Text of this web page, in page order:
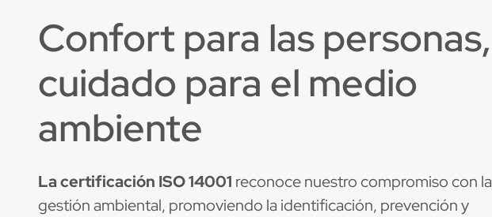
Confort para las personas,
cuidado para el medio
ambiente
La certificación ISO 14001 reconoce nuestro compromiso con la
gestión ambiental, promoviendo la identificación, prevención y